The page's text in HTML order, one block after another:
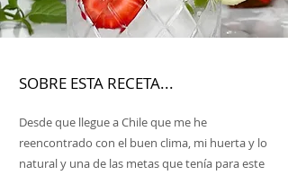
SOBRE ESTA RECETA...
Desde que llegue a Chile que me he
reencontrado con el buen clima, mi huerta y lo
natural y una de las metas que tenía para este